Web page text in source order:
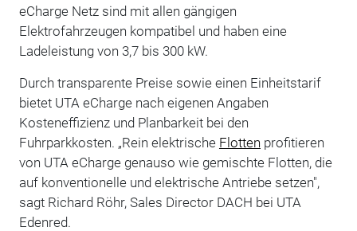
eCharge Netz sind mit allen gängigen
Elektrofahrzeugen kompatibel und haben eine
Ladeleistung von 3,7 bis 300 kW.
Durch transparente Preise sowie einen Einheitstarif
bietet UTA eCharge nach eigenen Angaben
Kosteneffizienz und Planbarkeit bei den
Fuhrparkkosten. „Rein elektrische Flotten profitieren
von UTA eCharge genauso wie gemischte Flotten, die
auf konventionelle und elektrische Antriebe setzen",
sagt Richard Röhr, Sales Director DACH bei UTA
Edenred.